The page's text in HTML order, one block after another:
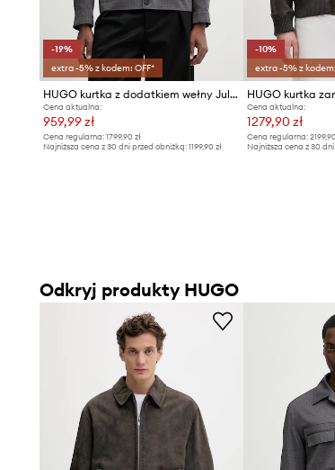
-19%
extra -5% z kodem: OFF*
HUGO kurtka z dodatkiem wełny Juliano243F1
Cena aktualna:
959,99 zł
Cena regularna: 1799,90 zł
Najniższa cena z 30 dni przed obniżką: 1199,90 zł
-10%
extra -5% z
HUGO kurtka
Cena aktualna:
1279,90 zł
Cena regularna:
Najniższa cena z 30
Odkryj produkty HUGO